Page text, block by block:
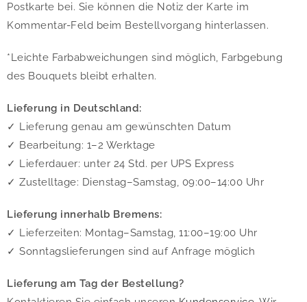
Postkarte bei. Sie können die Notiz der Karte im
Kommentar-Feld beim Bestellvorgang hinterlassen.
*Leichte Farbabweichungen sind möglich, Farbgebung
des Bouquets bleibt erhalten.
Lieferung in Deutschland:
✓ Lieferung genau am gewünschten Datum
✓ Bearbeitung: 1–2 Werktage
✓ Lieferdauer: unter 24 Std. per UPS Express
✓ Zustelltage: Dienstag–Samstag, 09:00–14:00 Uhr
Lieferung innerhalb Bremens:
✓ Lieferzeiten: Montag–Samstag, 11:00–19:00 Uhr
✓ Sonntagslieferungen sind auf Anfrage möglich
Lieferung am Tag der Bestellung?